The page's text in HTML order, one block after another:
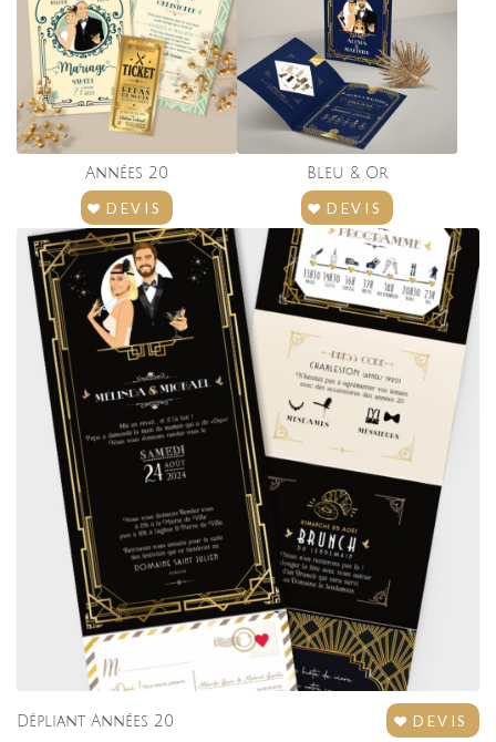
Années 20
DEVIS
Bleu &Or
DEVIS
Dépliant Années 20 DEVIS